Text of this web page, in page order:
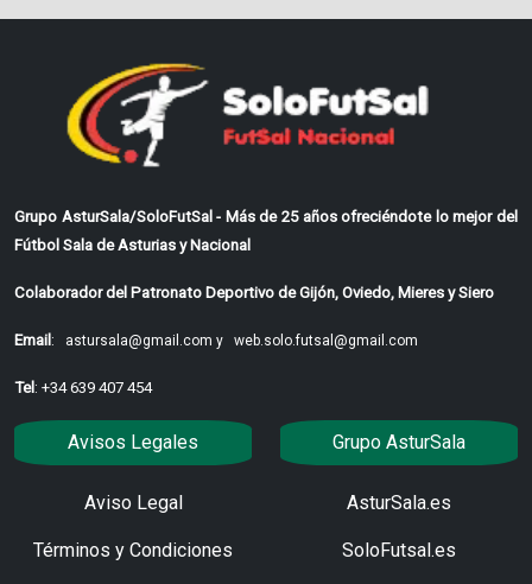
Grupo AsturSala/SoloFutSal - Más de 25 años ofreciéndote lo mejor del
Fútbol Sala de Asturias y Nacional
Colaborador del Patronato Deportivo de Gijón, Oviedo, Mieres y Siero
Email: astursala@gmail.com y web.solo.futsal@gmail.com
Tel: +34 639 407 454
Avisos Legales
Aviso Legal
Términos y Condiciones
Grupo AsturSala
AsturSala.es
SoloFutsal.es